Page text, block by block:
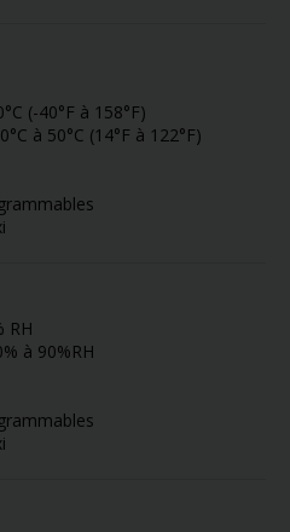
(-40°F à 158°F)
à 50°C (14°F à 122°F)
RH
à 90%RH